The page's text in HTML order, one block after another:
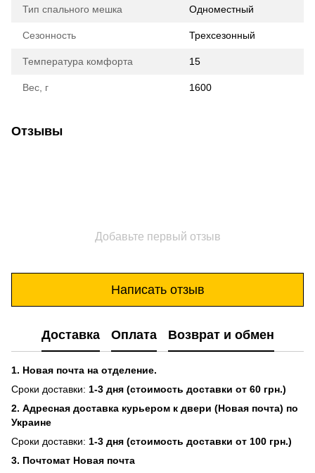
Тип спального мешка Одноместный
Сезонность Трехсезонный
Температура комфорта 15
Вес, г 1600
Отзывы
Добавьте первый отзыв
Написать отзыв
Доставка Оплата Возврат и обмен
1. Новая почта на отделение.
Сроки доставки: 1-3 дня (стоимость доставки от 60 грн.)
2. Адресная доставка курьером к двери (Новая почта) по
Украине
Сроки доставки: 1-3 дня (стоимость доставки от 100 грн.)
3. Почтомат Новая почта